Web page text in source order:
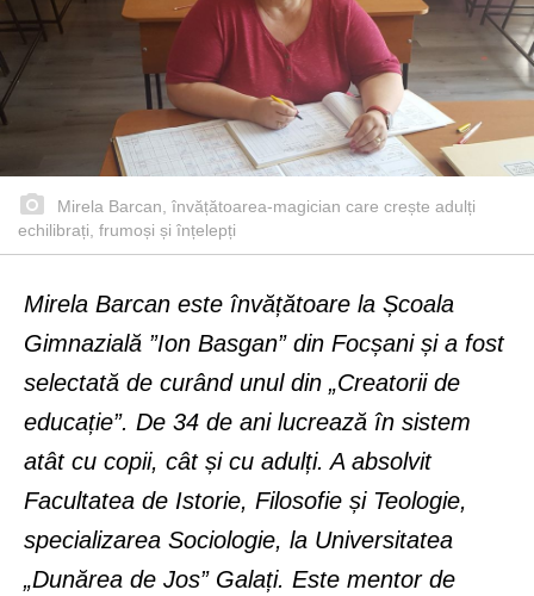
Mirela Barcan, învățătoarea-magician care crește adulți
echilibrați, frumoși și înțelepți
Mirela Barcan este învățătoare la Școala
Gimnazială ”Ion Basgan” din Focșani și a fost
selectată de curând unul din „Creatorii de
educație”. De 34 de ani lucrează în sistem
atât cu copii, cât și cu adulți. A absolvit
Facultatea de Istorie, Filosofie și Teologie,
specializarea Sociologie, la Universitatea
„Dunărea de Jos” Galați. Este mentor de